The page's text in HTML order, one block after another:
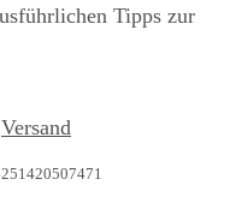
Tipps zur
Versand